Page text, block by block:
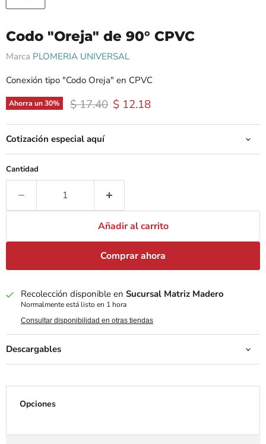
Codo "Oreja" de 90° CPVC
Marca PLOMERIA UNIVERSAL
Conexión tipo "Codo Oreja" en CPVC
Ahorra un30% Precio original
$ 17.40 Precio actual
$ 12.18
Cotización especial aquí
Cantidad
Añadir al carrito
Comprar ahora
Recolección disponible en Sucursal Matriz Madero
Normalmente está listo en 1 hora
Consultar disponibilidad en otras tiendas
Descargables
Opciones